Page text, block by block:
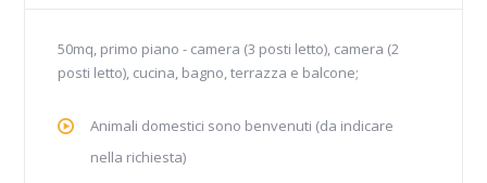
50mq, primo piano - camera (3 posti letto), camera (2
posti letto), cucina, bagno, terrazza e balcone;
Animali domestici sono benvenuti (da indicare
nella richiesta)